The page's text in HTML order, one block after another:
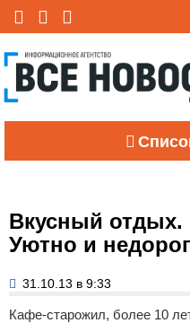
Вкусный отдых.
Уютно и
31.10.13 в 9:33
Кафе-старожил, более 10